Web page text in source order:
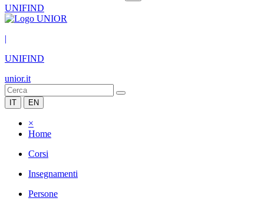
UNIFIND
|
UNIFIND
unior.it
IT EN
×
Home
Corsi
Insegnamenti
Persone